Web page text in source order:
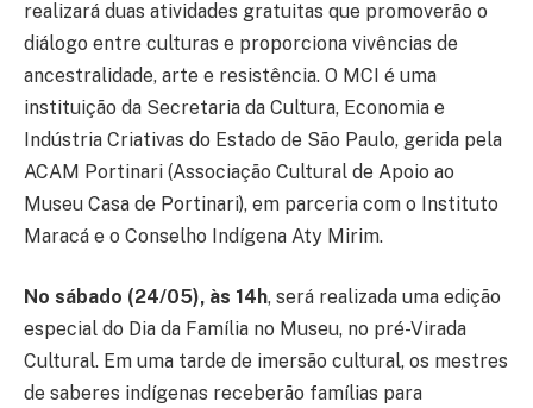
realizará duas atividades gratuitas que promoverão o
diálogo entre culturas e proporciona vivências de
ancestralidade, arte e resistência. O MCI é uma
instituição da Secretaria da Cultura, Economia e
Indústria Criativas do Estado de São Paulo, gerida pela
ACAM Portinari (Associação Cultural de Apoio ao
Museu Casa de Portinari), em parceria com o Instituto
Maracá e o Conselho Indígena Aty Mirim.
No sábado (24/05), às 14h, será realizada uma edição
especial do Dia da Família no Museu, no pré-Virada
Cultural. Em uma tarde de imersão cultural, os mestres
de saberes indígenas receberão famílias para